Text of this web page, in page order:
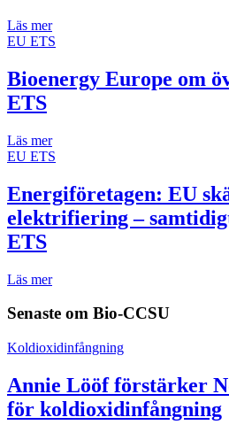
Läs mer
EU ETS
Bioenergy Europe om
ETS
Läs mer
EU ETS
Energiföretagen: EU
elektrifiering –
ETS
Läs mer
Senaste om Bio-CCSU
Koldioxidinfångning
Annie Lööf förstärker
för koldioxidinfångning